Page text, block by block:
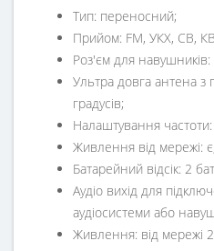
Тип: переносний;
Прийом: FM, УКХ, СВ,
Роз'єм для
Ультра довга антена
градусів;
Налаштування
Живлення від мережі: є;
Батарейний відсік: 2
Аудіо вихід для
аудіосистеми або
Живлення: від мережі